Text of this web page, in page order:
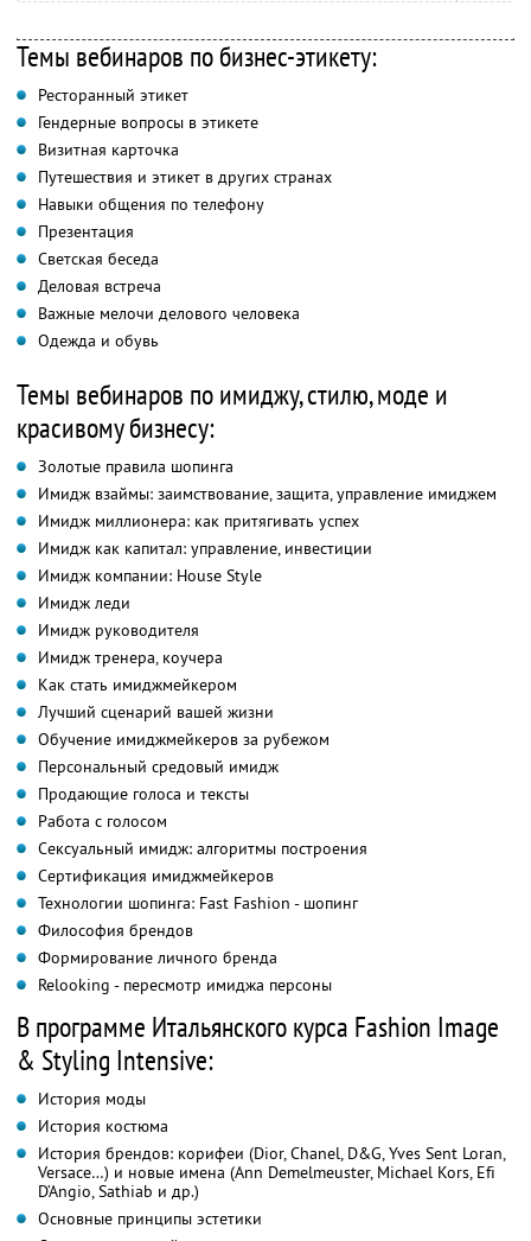
Темы вебинаров по бизнес-этикету:
Ресторанный этикет
Гендерные вопросы в этикете
Визитная карточка
Путешествия и этикет в других странах
Навыки общения по телефону
Презентация
Светская беседа
Деловая встреча
Важные мелочи делового человека
Одежда и обувь
Темы вебинаров по имиджу, стилю, моде и
красивому бизнесу:
Золотые правила шопинга
Имидж взаймы: заимствование, защита, управление имиджем
Имидж миллионера: как притягивать успех
Имидж как капитал: управление, инвестиции
Имидж компании: House Style
Имидж леди
Имидж руководителя
Имидж тренера, коучера
Как стать имиджмейкером
Лучший сценарий вашей жизни
Обучение имиджмейкеров за рубежом
Персональный средовый имидж
Продающие голоса и тексты
Работа с голосом
Сексуальный имидж: алгоритмы построения
Сертификация имиджмейкеров
Технологии шопинга: Fast Fashion - шопинг
Философия брендов
Формирование личного бренда
Relooking - пересмотр имиджа персоны
В программе Итальянского курса Fashion Image
& Styling Intensive:
История моды
История костюма
История брендов: корифеи (Dior, Chanel, D&G, Yves Sent Loran,
Versace…) и новые имена (Ann Demelmeuster, Michael Kors, Efi
D’Angio, Sathiab и др.)
Основные принципы эстетики